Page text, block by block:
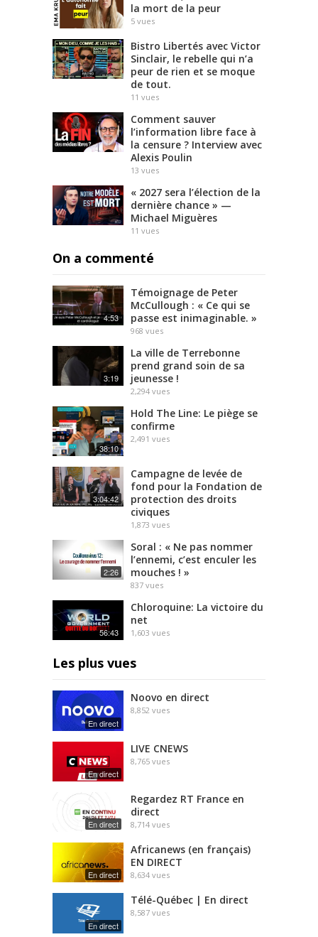
la mort de la peur
5 vues
Bistro Libertés avec Victor
Sinclair, le rebelle qui n’a
peur de rien et se moque
de tout.
11 vues
Comment sauver
l’information libre face à
la censure ? Interview avec
Alexis Poulin
13 vues
« 2027 sera l’élection de la
dernière chance » —
Michael Miguères
11 vues
On a commenté
4:53
Témoignage de Peter
McCullough : « Ce qui se
passe est inimaginable. »
968 vues
3:19
La ville de Terrebonne
prend grand soin de sa
jeunesse !
2,294 vues
38:10
Hold The Line: Le piège se
confirme
2,491 vues
3:04:42
Campagne de levée de
fond pour la Fondation de
protection des droits
civiques
1,873 vues
2:26
Soral : « Ne pas nommer
l’ennemi, c’est enculer les
mouches ! »
837 vues
56:43
Chloroquine: La victoire du
net
1,603 vues
Les plus vues
En direct
Noovo en direct
8,852 vues
En direct
LIVE CNEWS
8,765 vues
En direct
Regardez RT France en
direct
8,714 vues
En direct
Africanews (en français)
EN DIRECT
8,634 vues
En direct
Télé-Québec | En direct
8,587 vues